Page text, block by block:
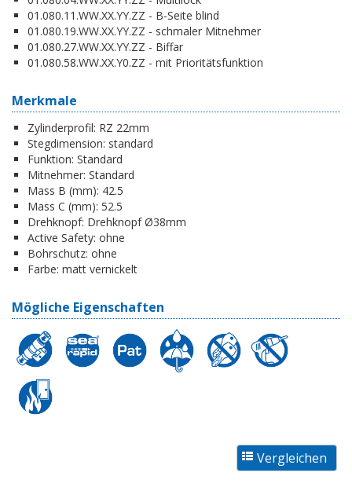
01.080.11.WW.XX.YY.ZZ - B-Seite blind
01.080.19.WW.XX.YY.ZZ - schmaler Mitnehmer
01.080.27.WW.XX.YY.ZZ - Biffar
01.080.58.WW.XX.Y0.ZZ - mit Prioritätsfunktion
Merkmale
Zylinderprofil: RZ 22mm
Stegdimension: standard
Funktion: Standard
Mitnehmer: Standard
Mass B (mm): 42.5
Mass C (mm): 52.5
Drehknopf: Drehknopf Ø38mm
Active Safety: ohne
Bohrschutz: ohne
Farbe: matt vernickelt
Mögliche Eigenschaften